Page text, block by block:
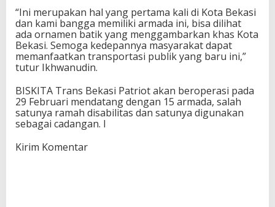
“Ini merupakan hal yang pertama kali di Kota Bekasi
dan kami bangga memiliki armada ini, bisa dilihat
ada ornamen batik yang menggambarkan khas Kota
Bekasi. Semoga kedepannya masyarakat dapat
memanfaatkan transportasi publik yang baru ini,”
tutur Ikhwanudin.
BISKITA Trans Bekasi Patriot akan beroperasi pada
29 Februari mendatang dengan 15 armada, salah
satunya ramah disabilitas dan satunya digunakan
sebagai cadangan. I
Kirim Komentar